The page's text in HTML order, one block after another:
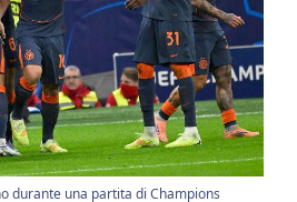
durante una partita di Champions